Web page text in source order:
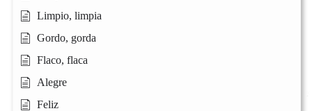
Limpio, limpia
Gordo, gorda
Flaco, flaca
Alegre
Feliz